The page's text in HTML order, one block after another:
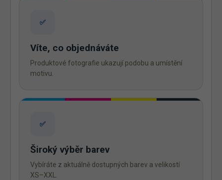
✅
Víte, co objednáváte
Produktové fotografie ukazují podobu a umístění
motivu.
✅
Široký výběr barev
Vybíráte z aktuálně dostupných barev a velikostí
XS–XXL.